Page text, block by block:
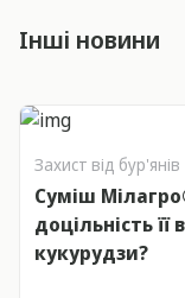
Інші новини
Захист від бур'янів
Суміш
доцільність
кукурудзи?